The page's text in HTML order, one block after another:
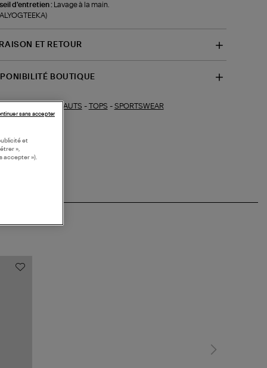
d'entretien :
Lavage à la main.
ET RETOUR
BOUTIQUE
HAUTS - TOPS - SPORTSWEAR
et
»,
accepter »).
sans accepter